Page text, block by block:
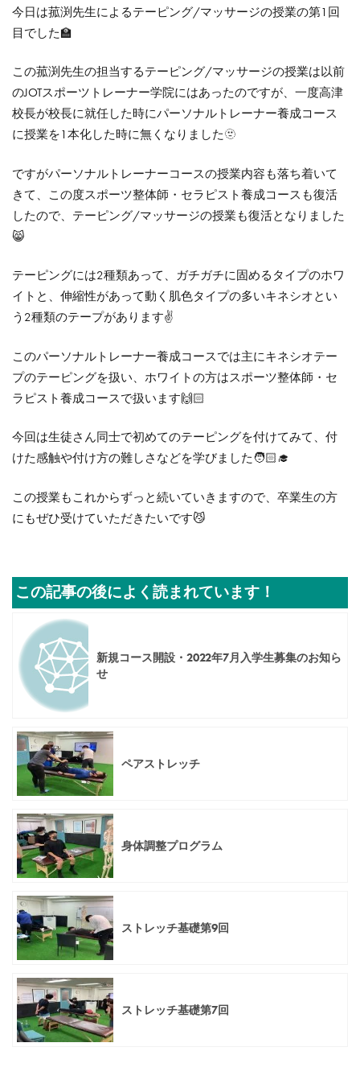
今日は菰渕先生によるテーピング/マッサージの授業の第1回
目でした🏫
この菰渕先生の担当するテーピング/マッサージの授業は以前
のJOTスポーツトレーナー学院にはあったのですが、一度高津
校長が校長に就任した時にパーソナルトレーナー養成コース
に授業を1本化した時に無くなりました🫥
ですがパーソナルトレーナーコースの授業内容も落ち着いて
きて、この度スポーツ整体師・セラピスト養成コースも復活
したので、テーピング/マッサージの授業も復活となりました
😸
テーピングには2種類あって、ガチガチに固めるタイプのホワ
イトと、伸縮性があって動く肌色タイプの多いキネシオとい
う2種類のテープがあります✌️
このパーソナルトレーナー養成コースでは主にキネシオテー
プのテーピングを扱い、ホワイトの方はスポーツ整体師・セ
ラピスト養成コースで扱います🙌🏻
今回は生徒さん同士で初めてのテーピングを付けてみて、付
けた感触や付け方の難しさなどを学びました🧑🏻‍🎓
この授業もこれからずっと続いていきますので、卒業生の方
にもぜひ受けていただきたいです😼
この記事の後によく読まれています！
新規コース開設・2022年7月入学生募集のお知ら
せ
ペアストレッチ
身体調整プログラム
ストレッチ基礎第9回
ストレッチ基礎第7回